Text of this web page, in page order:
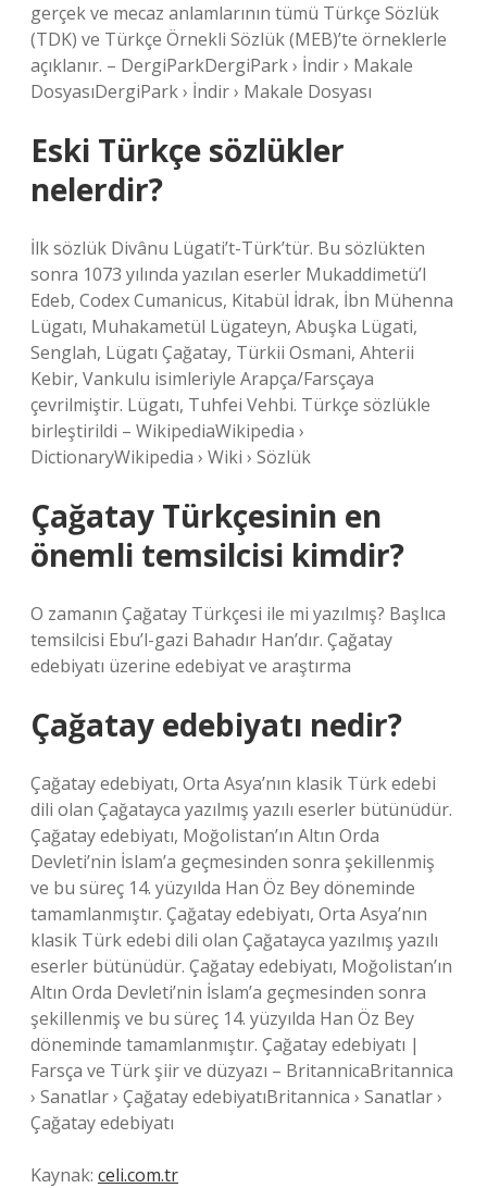
gerçek ve mecaz anlamlarının tümü Türkçe Sözlük
(TDK) ve Türkçe Örnekli Sözlük (MEB)’te örneklerle
açıklanır. – DergiParkDergiPark › İndir › Makale
DosyasıDergiPark › İndir › Makale Dosyası
Eski Türkçe sözlükler
nelerdir?
İlk sözlük Divânu Lügati’t-Türk’tür. Bu sözlükten
sonra 1073 yılında yazılan eserler Mukaddimetü’l
Edeb, Codex Cumanicus, Kitabül İdrak, İbn Mühenna
Lügatı, Muhakametül Lügateyn, Abuşka Lügati,
Senglah, Lügatı Çağatay, Türkii Osmani, Ahterii
Kebir, Vankulu isimleriyle Arapça/Farsçaya
çevrilmiştir. Lügatı, Tuhfei Vehbi. Türkçe sözlükle
birleştirildi – WikipediaWikipedia ›
DictionaryWikipedia › Wiki › Sözlük
Çağatay Türkçesinin en
önemli temsilcisi kimdir?
O zamanın Çağatay Türkçesi ile mi yazılmış? Başlıca
temsilcisi Ebu’l-gazi Bahadır Han’dır. Çağatay
edebiyatı üzerine edebiyat ve araştırma
Çağatay edebiyatı nedir?
Çağatay edebiyatı, Orta Asya’nın klasik Türk edebi
dili olan Çağatayca yazılmış yazılı eserler bütünüdür.
Çağatay edebiyatı, Moğolistan’ın Altın Orda
Devleti’nin İslam’a geçmesinden sonra şekillenmiş
ve bu süreç 14. yüzyılda Han Öz Bey döneminde
tamamlanmıştır. Çağatay edebiyatı, Orta Asya’nın
klasik Türk edebi dili olan Çağatayca yazılmış yazılı
eserler bütünüdür. Çağatay edebiyatı, Moğolistan’ın
Altın Orda Devleti’nin İslam’a geçmesinden sonra
şekillenmiş ve bu süreç 14. yüzyılda Han Öz Bey
döneminde tamamlanmıştır. Çağatay edebiyatı |
Farsça ve Türk şiir ve düzyazı – BritannicaBritannica
› Sanatlar › Çağatay edebiyatıBritannica › Sanatlar ›
Çağatay edebiyatı
Kaynak: celi.com.tr